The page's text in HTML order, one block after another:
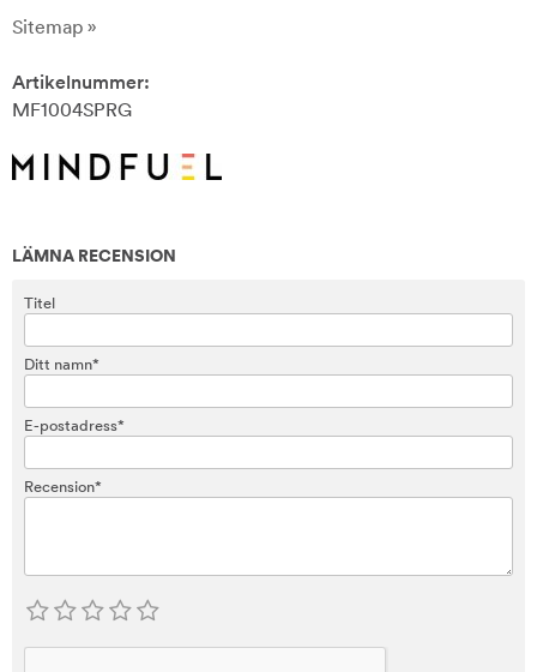
Sitemap »
Artikelnummer:
MF1004SPRG
LÄMNA RECENSION
Titel
Ditt namn*
E-postadress*
Recension*